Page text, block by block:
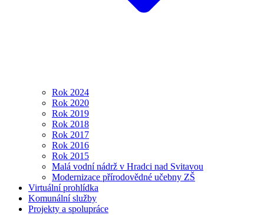
Rok 2024
Rok 2020
Rok 2019
Rok 2018
Rok 2017
Rok 2016
Rok 2015
Malá vodní nádrž v Hradci nad Svitavou
Modernizace přírodovědné učebny ZŠ
Virtuální prohlídka
Komunální služby
Projekty a spolupráce